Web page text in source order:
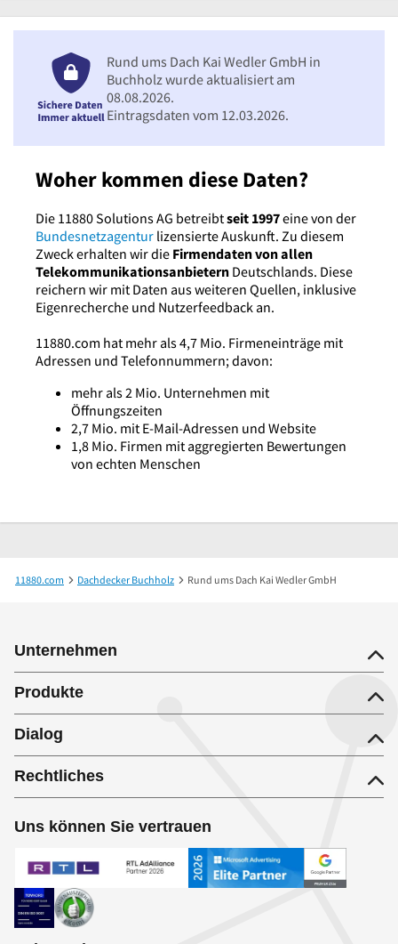
Woher kommen diese Daten?
Die 11880 Solutions AG betreibtseit 1997eine von der
Bundesnetzagentur lizensierte Auskunft. Zu diesem
Zweck erhalten wir die Firmendaten von allen
Telekommunikationsanbietern Deutschlands. Diese
reichern wir mit Daten aus weiteren Quellen, inklusive
Eigenrecherche und Nutzerfeedback an.
11880.com hat mehr als 4,7 Mio. Firmeneinträge mit
Adressen und Telefonnummern; davon:
mehr als 2 Mio. Unternehmen mit
Öffnungszeiten
2,7 Mio. mit E-Mail-Adressen und Website
1,8 Mio. Firmen mit aggregierten Bewertungen
von echten Menschen
Rund ums Dach Kai Wedler GmbH in
Buchholz wurde aktualisiert am
08.08.2026.
Eintragsdaten vom 12.03.2026.
11880.com Dachdecker Buchholz Rund ums Dach Kai Wedler GmbH
Unternehmen
Produkte
Dialog
Rechtliches
Uns können Sie vertrauen